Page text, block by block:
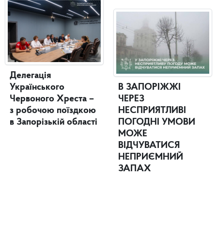
Делегація
Українського
Червоного Хреста –
з робочою поїздкою
в Запорізькій області
В ЗАПОРІЖЖІ
ЧЕРЕЗ
НЕСПРИЯТЛИВІ
ПОГОДНІ УМОВИ
МОЖЕ
ВІДЧУВАТИСЯ
НЕПРИЄМНИЙ
ЗАПАХ